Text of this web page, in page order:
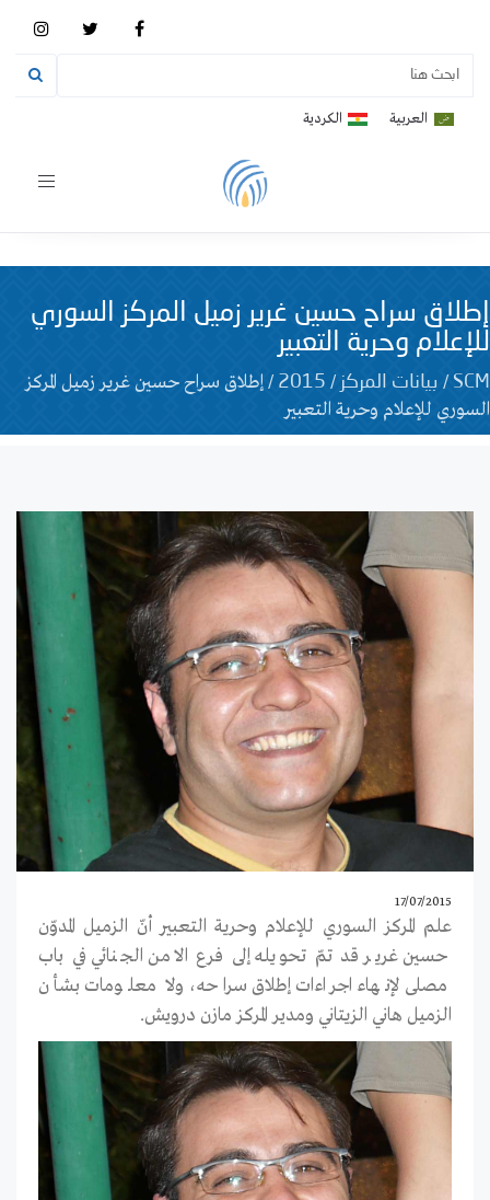
العربية الكردية
Toggle
إطلاق سراح حسين غرير زميل المركز السوري
للإعلام وحرية التعبير
SCM
/ بيانات المركز /
2015
/إطلاق سراح حسين غرير زميل المركز
السوري للإعلام وحرية التعبير
17/07/2015
علم المركز السوري للإعلام وحرية التعبير أنّ الزميل المدوّن
حسين غرير قد تمّ تحويله إلى فرع الامن الجنائي في باب
مصلى لإنهاء اجراءات إطلاق سراحه، ولا معلومات بشأن
الزميل هاني الزيتاني ومدير المركز مازن درويش.